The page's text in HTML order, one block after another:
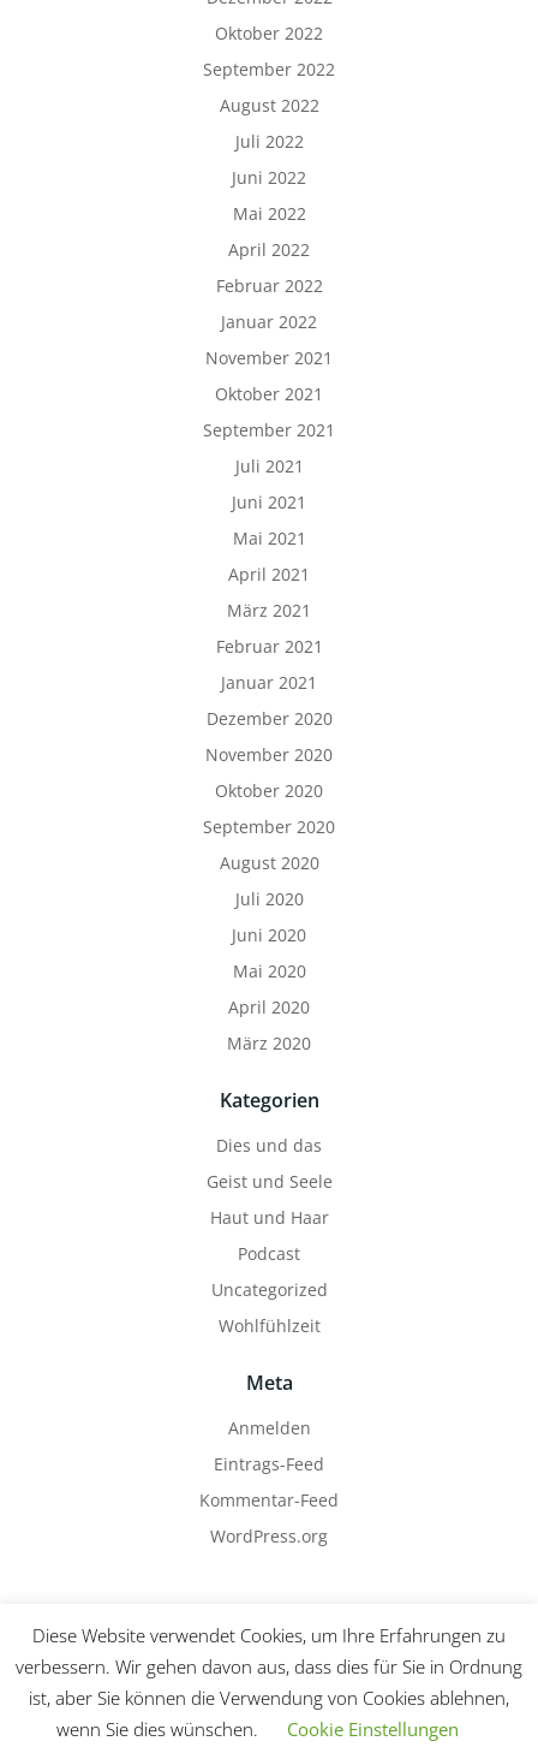
Oktober 2022
September 2022
August 2022
Juli 2022
Juni 2022
Mai 2022
April 2022
Februar 2022
Januar 2022
November 2021
Oktober 2021
September 2021
Juli 2021
Juni 2021
Mai 2021
April 2021
März 2021
Februar 2021
Januar 2021
Dezember 2020
November 2020
Oktober 2020
September 2020
August 2020
Juli 2020
Juni 2020
Mai 2020
April 2020
März 2020
Kategorien
Dies und das
Geist und Seele
Haut und Haar
Podcast
Uncategorized
Wohlfühlzeit
Meta
Anmelden
Eintrags-Feed
Kommentar-Feed
WordPress.org
© 2026 Das ist Deine Zeit!. Created for free using
WordPress andColibri
Diese Website verwendet Cookies, um Ihre Erfahrungen zu
verbessern. Wir gehen davon aus, dass dies für Sie in Ordnung
ist, aber Sie können die Verwendung von Cookies ablehnen,
wenn Sie dies wünschen.
Cookie Einstellungen